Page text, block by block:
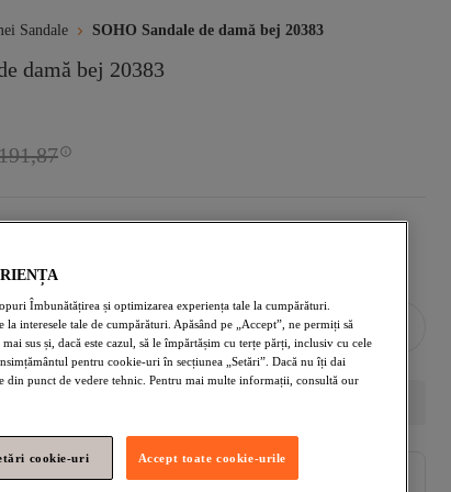
Sandale SOHO Sandale de damă bej 20383
damă bej 20383
Adaugă în coș
Doar 1 în stoc
Adăugat în coș
gratuite
Îmbunătățirea și optimizarea experiența tale la cumpărături.
interesele tale de cumpărături. Apăsând pe „Accept”, ne permiți să
sus și, dacă este cazul, să le împărtășim cu terțe părți, inclusiv cu cele
pentru cookie-uri în secțiunea „Setări”. Dacă nu îți dai
punct de vedere tehnic. Pentru mai multe informații, consultă our
cookie-uri Accept toate cookie-urile